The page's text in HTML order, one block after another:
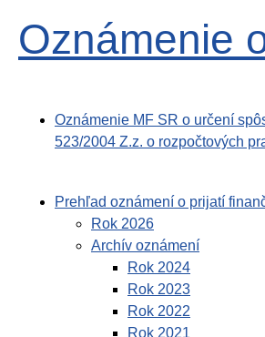
Oznámenie
Oznámenie MF SR o určení
523/2004 Z.z. o rozpočtových
Prehľad oznámení o prijatí
Rok 2026
Archív oznámení
Rok 2024
Rok 2023
Rok 2022
Rok 2021